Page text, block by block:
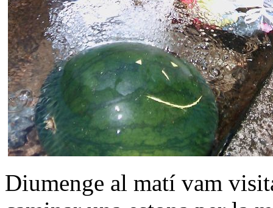
Diumenge al matí vam